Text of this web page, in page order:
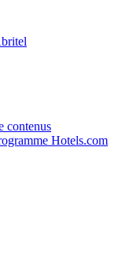
contenus
Hotels.com